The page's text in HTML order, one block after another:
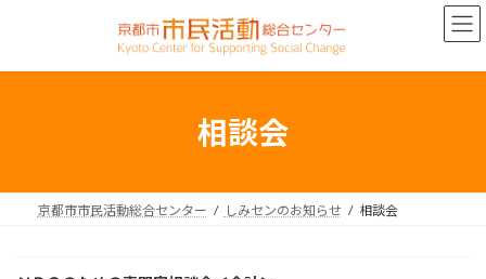
ン
ー
相談会
京都市市民活動総合センター しみセンのお知らせ 相談会